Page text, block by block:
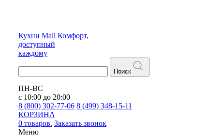
Кухни Mall Комфорт,
доступный
каждому
Поиск
ПН-ВС
с 10:00 до 20:00
8 (800) 302-77-06 8 (499) 348-15-11
КОРЗИНА
0 товаров. Заказать звонок
Меню